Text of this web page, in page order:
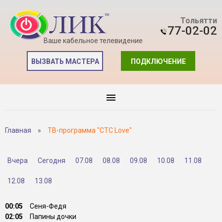
Ваше кабельное телевидение
Тольятти
77-02-02
ПОДКЛЮЧЕНИЕ
ВЫЗВАТЬ МАСТЕРА
Главная » ТВ-программа "СТС Love"
Вчера Сегодня 07.08 08.08 09.08 10.08 11.08
12.08 13.08
00:05
Сеня-Федя
02:05
Папины дочки